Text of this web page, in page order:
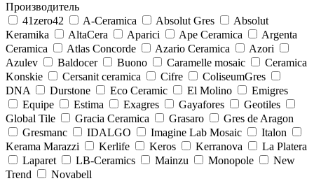
Производитель
41zero42
A-Ceramica Absolut Gres
Absolut
Keramika
AltaCera Aparici Ape Ceramica
Argenta
Ceramica
Atlas Concorde Azario Ceramica
Azori
Azulev
Baldocer Buono Caramelle mosaic
Ceramica
Konskie
Cersanit ceramica Cifre
ColiseumGres
DNA
Durstone Eco Ceramic El Molino
Emigres
Equipe
Estima Exagres Gayafores
Geotiles
Global Tile
Gracia Ceramica Grasaro
Gres de Aragon
Gresmanc
IDALGO Imagine Lab Mosaic
Italon
Kerama Marazzi
Kerlife Keros Kerranova
La Platera
Laparet
LB-Ceramics Mainzu Monopole
New
Trend
Novabell